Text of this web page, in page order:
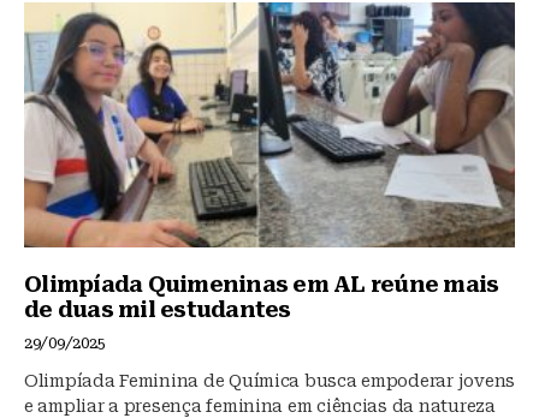
y
o
o
k
p
p
Olimpíada Quimeninas em AL reúne mais
de duas mil estudantes
29/09/2025
Olimpíada Feminina de Química busca empoderar jovens
e ampliar a presença feminina em ciências da natureza